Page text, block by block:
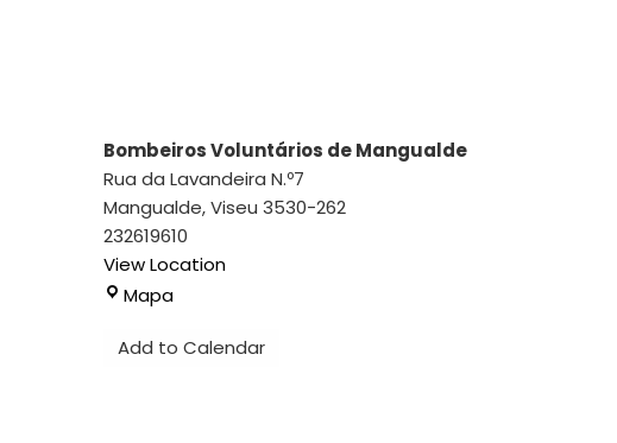
Bombeiros Voluntários de Mangualde
Rua da Lavandeira N.º7
Mangualde,Viseu 3530-262
232619610
View Location
MapaBombeiros
de
Add to Calendar